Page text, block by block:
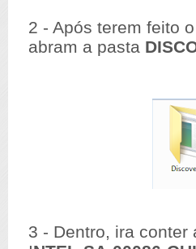
2 - Após terem feito
abram a pasta
3 - Dentro, ira